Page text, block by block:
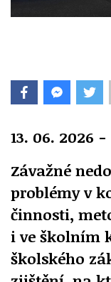
13. 06. 2026 -
Závažné
problémy v
činnosti,
i ve školním
školského